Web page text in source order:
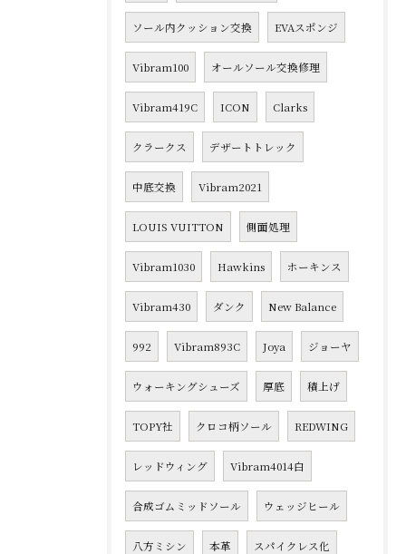
ソール内クッション交換 EVAスポンジ
Vibram100 オールソール交換修理
Vibram419C ICON Clarks
クラークス デザートトレック
中底交換 Vibram2021
LOUIS VUITTON 側面処理
Vibram1030 Hawkins ホーキンス
Vibram430 ダンク New Balance
992 Vibram893C Joya ジョーヤ
ウォーキングシューズ 厚底 積上げ
TOPY社 クロコ柄ソール REDWING
レッドウィング Vibram4014白
合成ゴムミッドソール ウェッジヒール
八方ミシン 本革 スパイクレス化